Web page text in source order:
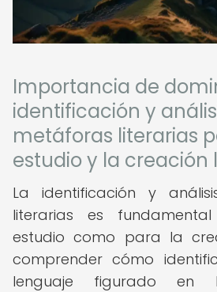
Importancia de
identificación y
metáforas literarias
estudio y la creación
La identificación y
literarias es
estudio como para la
comprender cómo
lenguaje figurado en